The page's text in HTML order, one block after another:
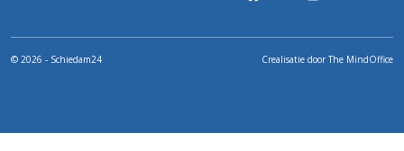
© 2026 - Schiedam24 Crealisatie doorThe MindOffice